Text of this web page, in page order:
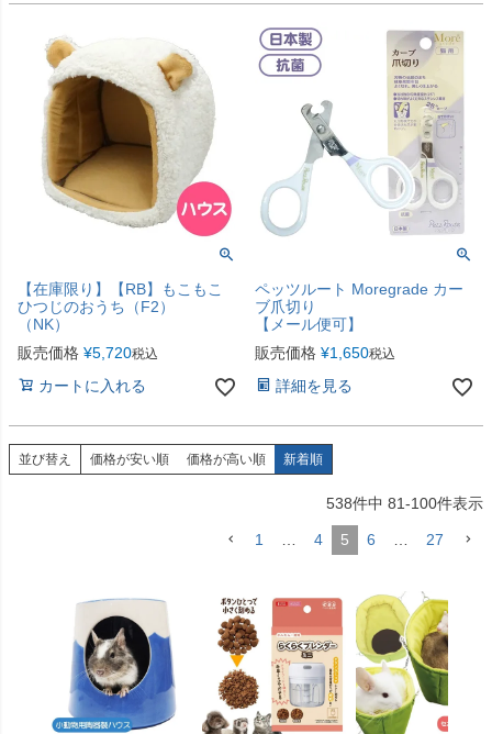
【在庫限り】【RB】もこもこ
ひつじのおうち（F2）
（NK）
販売価格 ¥5,720税込
カートに入れる
ペッツルート Moregrade カー
ブ爪切り
【メール便可】
販売価格 ¥1,650税込
詳細を見る
並び替え 価格が安い順 価格が高い順 新着順
538件中 81-100件表示
1 4 5 6 27